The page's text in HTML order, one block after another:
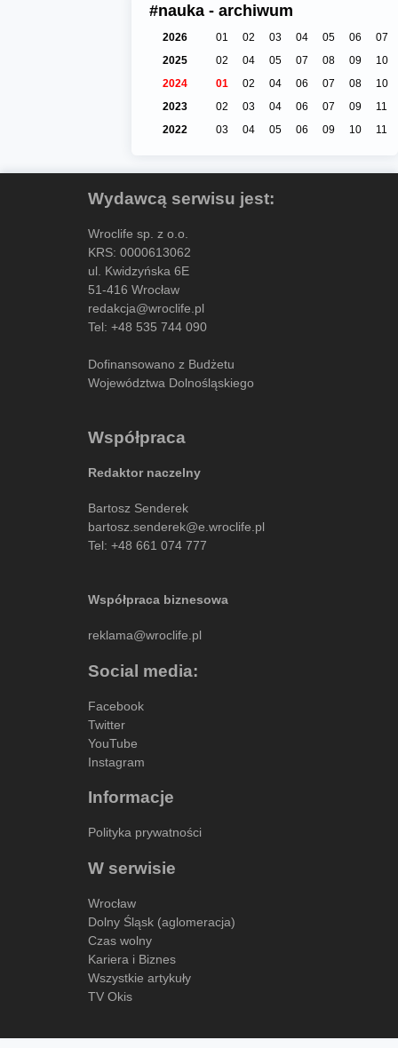
#nauka - archiwum
2026 01 02 03 04 05 06
07
2025
02 04 05 07 08 09
10
2024
01 02 04 06 07 08
10
2023
02 03 04 06 07 09
11
2022
03 04 05 06 09 10 11
Wydawcą serwisu jest:
Wroclife sp. z o.o.
KRS: 0000613062
ul. Kwidzyńska 6E
51-416 Wrocław
redakcja@wroclife.pl
Tel: +48 535 744 090
Dofinansowano z Budżetu
Województwa Dolnośląskiego
Współpraca
Redaktor naczelny
Bartosz Senderek
bartosz.senderek@e.wroclife.pl
Tel: +48 661 074 777
Współpraca biznesowa
reklama@wroclife.pl
Social media:
Facebook
Twitter
YouTube
Instagram
Informacje
Polityka prywatności
W serwisie
Wrocław
Dolny Śląsk (aglomeracja)
Czas wolny
Kariera i Biznes
Wszystkie artykuły
TV Okis